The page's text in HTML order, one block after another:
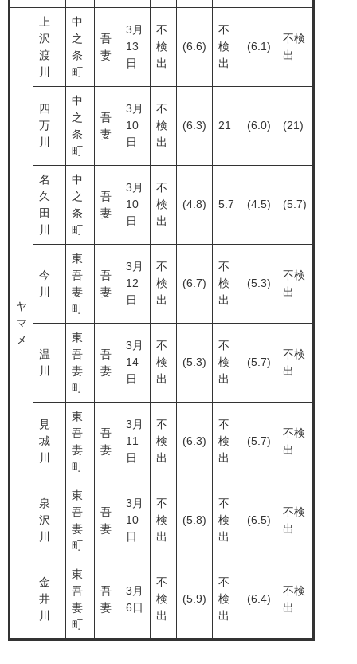
ヤ
マ
メ
上
沢
渡
川
中
之
条
町
吾
妻
3月
13
日
不
検
出
(6.6)
不
検
出
(6.1)
不検
出
四
万
川
中
之
条
町
吾
妻
3月
10
日
不
検
出
(6.3) 21 (6.0) (21)
名
久
田
川
中
之
条
町
吾
妻
3月
10
日
不
検
出
(4.8) 5.7 (4.5) (5.7)
今
川
東
吾
妻
町
吾
妻
3月
12
日
不
検
出
(6.7)
不
検
出
(5.3)
不検
出
温
川
東
吾
妻
町
吾
妻
3月
14
日
不
検
出
(5.3)
不
検
出
(5.7)
不検
出
見
城
川
東
吾
妻
町
吾
妻
3月
11
日
不
検
出
(6.3)
不
検
出
(5.7)
不検
出
泉
沢
川
東
吾
妻
町
吾
妻
3月
10
日
不
検
出
(5.8)
不
検
出
(6.5)
不検
出
金
井
川
東
吾
妻
町
吾
妻
3月
6日
不
検
出
(5.9)
不
検
出
(6.4)
不検
出